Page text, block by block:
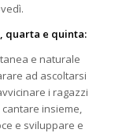
quarta e quinta:
e naturale
ad ascoltarsi
i ragazzi
insieme,
e sviluppare e